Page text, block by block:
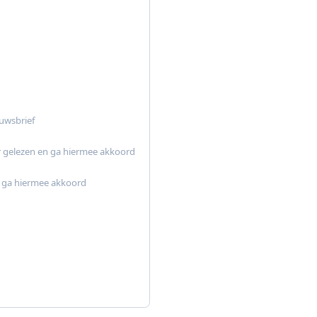
en ga hiermee akkoord
hiermee akkoord